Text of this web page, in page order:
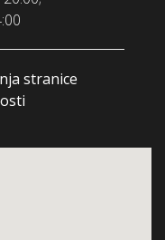
stranice